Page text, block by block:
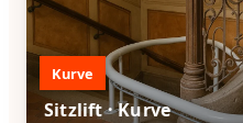
Kurve
Sitzlift · Kurve